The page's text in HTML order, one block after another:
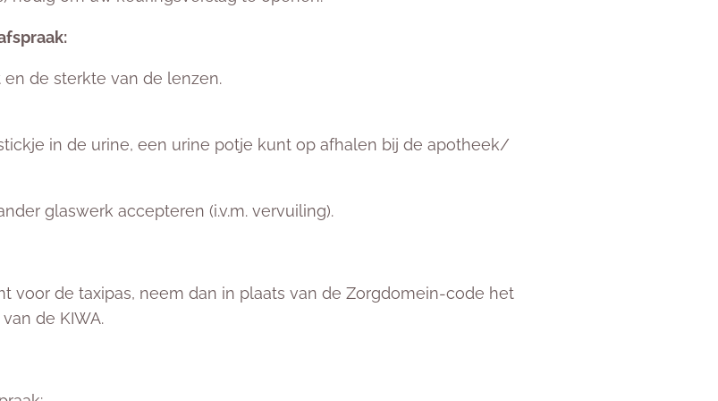
de sterkte van de lenzen.
in de urine, een urine potje kunt op afhalen bij de apotheek/
glaswerk accepteren (i.v.m. vervuiling).
voor de taxipas, neem dan in plaats van de Zorgdomein-code het
de KIWA.